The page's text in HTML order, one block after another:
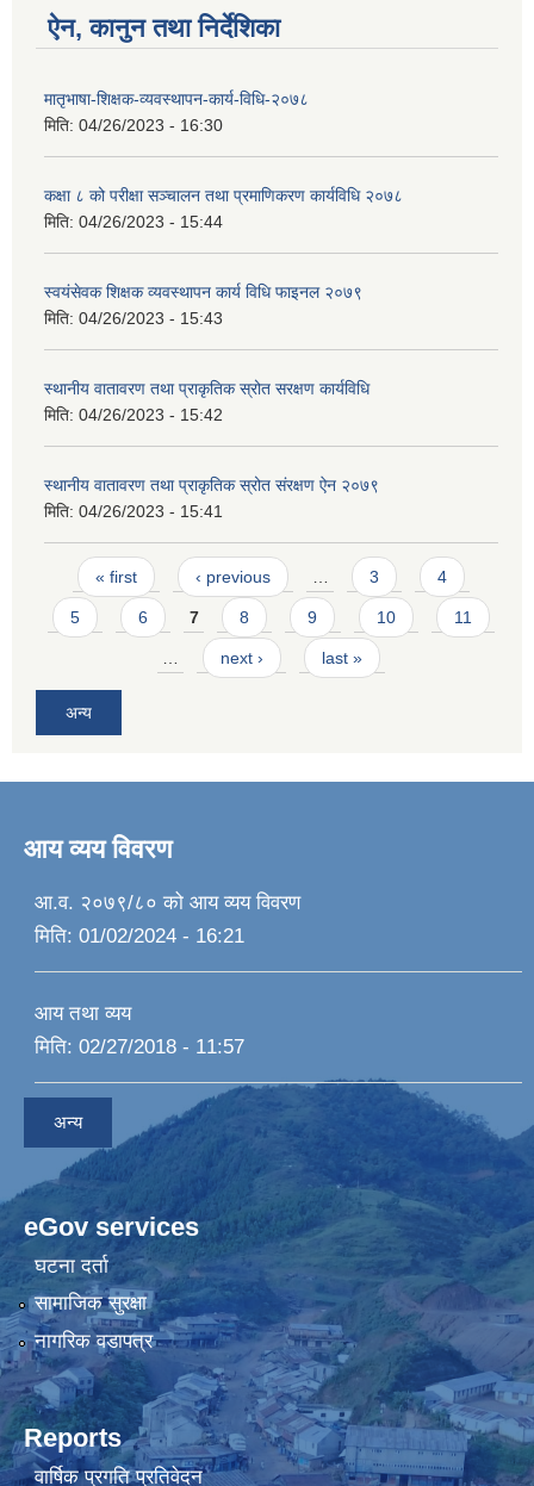
ऐन, कानुन तथा निर्देशिका
मातृभाषा-शिक्षक-व्यवस्थापन-कार्य-विधि-२०७८
मिति: 04/26/2023 - 16:30
कक्षा ८ को परीक्षा सञ्चालन तथा प्रमाणिकरण कार्यविधि २०७८
मिति: 04/26/2023 - 15:44
स्वयंसेवक शिक्षक व्यवस्थापन कार्य विधि फाइनल २०७९
मिति: 04/26/2023 - 15:43
स्थानीय वातावरण तथा प्राकृतिक स्रोत सरक्षण कार्यविधि
मिति: 04/26/2023 - 15:42
स्थानीय वातावरण तथा प्राकृतिक स्रोत संरक्षण ऐन २०७९
मिति: 04/26/2023 - 15:41
Pages
« first ‹ previous 3 4
5 6 7 8 9 10 11
next › last »
अन्य
आय व्यय विवरण
आ.व. २०७९/८० को आय व्यय विवरण
मिति: 01/02/2024 - 16:21
आय तथा व्यय
मिति: 02/27/2018 - 11:57
अन्य
eGov services
घटना दर्ता
सामाजिक सुरक्षा
नागरिक वडापत्र
Reports
वार्षिक प्रगति प्रतिवेदन